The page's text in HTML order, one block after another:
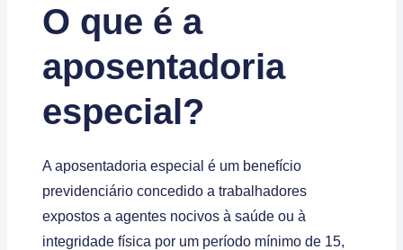
O que é a
aposentadoria
especial?
A aposentadoria especial é um benefício
previdenciário concedido a trabalhadores
expostos a agentes nocivos à saúde ou à
integridade física por um período mínimo de 15,